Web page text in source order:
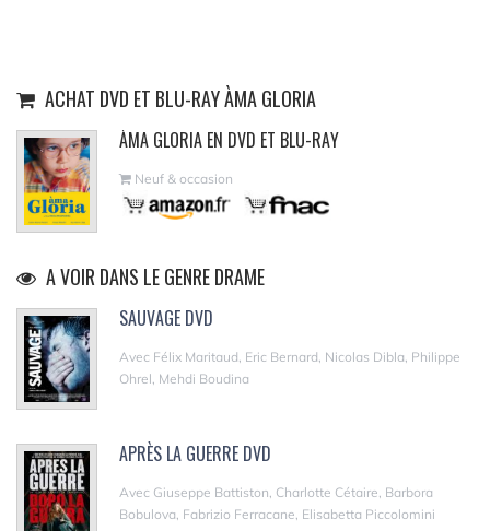
ACHAT DVD ET BLU-RAY ÀMA GLORIA
ÀMA GLORIA EN DVD ET BLU-RAY
Neuf & occasion
A VOIR DANS LE GENRE DRAME
SAUVAGE DVD
Avec Félix Maritaud, Eric Bernard, Nicolas Dibla, Philippe
Ohrel, Mehdi Boudina
APRÈS LA GUERRE DVD
Avec Giuseppe Battiston, Charlotte Cétaire, Barbora
Bobulova, Fabrizio Ferracane, Elisabetta Piccolomini